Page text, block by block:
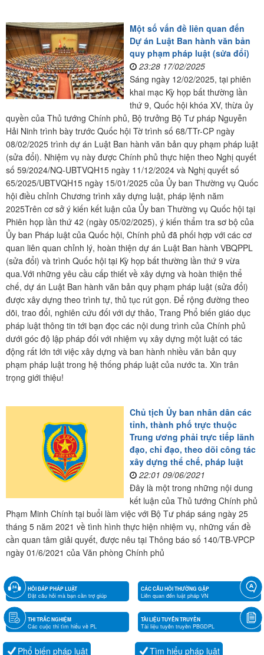
Một số vấn đề liên quan đến
Dự án Luật Ban hành văn bản
quy phạm pháp luật (sửa đổi)
23:28 17/02/2025
Sáng ngày 12/02/2025, tại phiên
khai mạc Kỳ họp bất thường lần
thứ 9, Quốc hội khóa XV, thừa ủy
quyền của Thủ tướng Chính phủ, Bộ trưởng Bộ Tư pháp Nguyễn
Hải Ninh trình bày trước Quốc hội Tờ trình số 68/TTr-CP ngày
08/02/2025 trình dự án Luật Ban hành văn bản quy phạm pháp luật
(sửa đổi). Nhiệm vụ này được Chính phủ thực hiện theo Nghị quyết
số 59/2024/NQ-UBTVQH15 ngày 11/12/2024 và Nghị quyết số
65/2025/UBTVQH15 ngày 15/01/2025 của Ủy ban Thường vụ Quốc
hội điều chỉnh Chương trình xây dựng luật, pháp lệnh năm
2025Trên cơ sở ý kiến kết luận của Ủy ban Thường vụ Quốc hội tại
Phiên họp lần thứ 42 (ngày 05/02/2025), ý kiến thẩm tra sơ bộ của
Ủy ban Pháp luật của Quốc hội, Chính phủ đã phối hợp với các cơ
quan liên quan chỉnh lý, hoàn thiện dự án Luật Ban hành VBQPPL
(sửa đổi) và trình Quốc hội tại Kỳ họp bất thường lần thứ 9 vừa
qua.Với những yêu cầu cấp thiết về xây dựng và hoàn thiện thể
chế, dự án Luật Ban hành văn bản quy phạm pháp luật (sửa đổi)
được xây dựng theo trình tự, thủ tục rút gọn. Để rộng đường theo
dõi, trao đổi, nghiên cứu đối với dự thảo, Trang Phổ biến giáo dục
pháp luật thông tin tới bạn đọc các nội dung trình của Chính phủ
dưới góc độ lập pháp đối với nhiệm vụ xây dựng một luật có tác
động rất lớn tới việc xây dựng và ban hành nhiều văn bản quy
phạm pháp luật trong hệ thống pháp luật của nước ta. Xin trân
trọng giới thiệu!
Chủ tịch Ủy ban nhân dân các
tỉnh, thành phố trực thuộc
Trung ương phải trực tiếp lãnh
đạo, chỉ đạo, theo dõi công tác
xây dựng thể chế, pháp luật
22:01 09/06/2021
Đây là một trong những nội dung
kết luận của Thủ tướng Chính phủ
Phạm Minh Chính tại buổi làm việc với Bộ Tư pháp sáng ngày 25
tháng 5 năm 2021 về tình hình thực hiện nhiệm vụ, những vấn đề
cần quan tâm giải quyết, được nêu tại Thông báo số 140/TB-VPCP
ngày 01/6/2021 của Văn phòng Chính phủ
HỎI ĐÁP PHÁP LUẬT
Đặt câu hỏi mà bạn cần trợ giúp
CÁC CÂU HỎI THƯỜNG GẶP
Liên quan đến luật pháp VN
THI TRẮC NGHIỆM
Các cuộc thi tìm hiểu về PL
TÀI LIỆU TUYÊN TRUYỀN
Tài liệu tuyên truyền PBGDPL
Phổ biến pháp luật Tìm hiểu pháp luật